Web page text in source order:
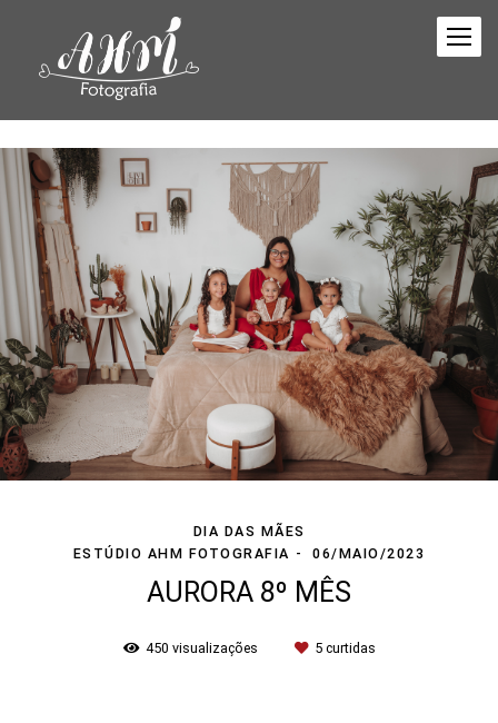
DIA DAS MÃES
ESTÚDIO AHM FOTOGRAFIA
06/MAIO/2023
AURORA 8º MÊS
450 visualizações 5curtidas